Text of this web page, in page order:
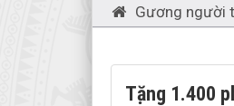
Gương người
Tặng 1.400